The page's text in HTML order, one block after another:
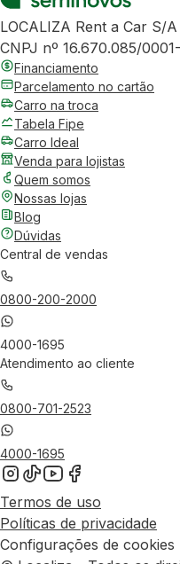
LOCALIZA Rent a Car S/A
CNPJ nº 16.670.085/
Financiamento
Parcelamento no cartão
Carro na troca
Tabela Fipe
Carro Ideal
Venda para lojistas
Quem somos
Nossas lojas
Blog
Dúvidas
Central de vendas
0800-200-2000
4000-1695
Atendimento ao cliente
0800-701-2523
4000-1695
Termos de uso
Políticas de privacidade
Configurações de cookies